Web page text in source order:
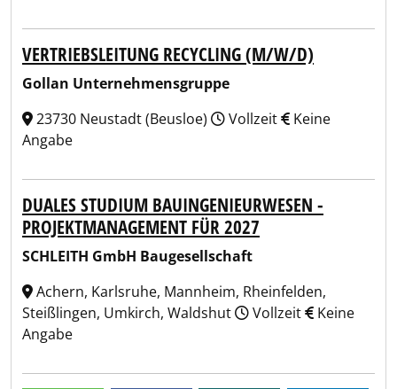
VERTRIEBSLEITUNG RECYCLING (M/W/D)
Gollan Unternehmensgruppe
23730 Neustadt (Beusloe)
Vollzeit
Keine
Angabe
DUALES STUDIUM BAUINGENIEURWESEN -
PROJEKTMANAGEMENT FÜR 2027
SCHLEITH GmbH Baugesellschaft
Achern, Karlsruhe, Mannheim, Rheinfelden,
Steißlingen, Umkirch, Waldshut
Vollzeit
Keine
Angabe